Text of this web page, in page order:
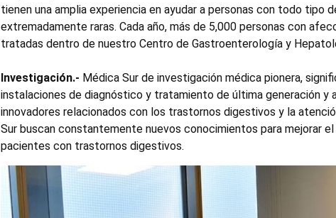
tienen una amplia experiencia en ayudar a personas con todo tipo
extremadamente raras. Cada año, más de 5,000 personas con
tratadas dentro de nuestro Centro de Gastroenterología y
Investigación.- Médica Sur de investigación médica pionera,
instalaciones de diagnóstico y tratamiento de última generación y
innovadores relacionados con los trastornos digestivos y la
Sur buscan constantemente nuevos conocimientos para mejorar
pacientes con trastornos digestivos.